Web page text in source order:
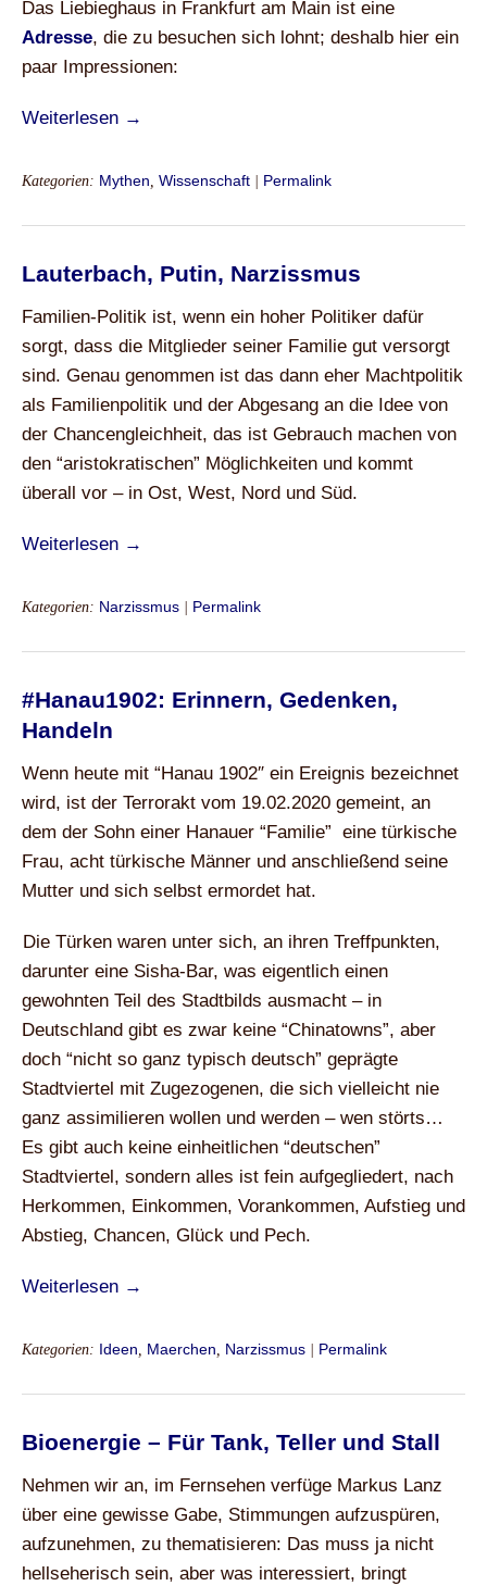
Das Liebieghaus in Frankfurt am Main ist eine
Adresse, die zu besuchen sich lohnt; deshalb hier ein
paar Impressionen:
Weiterlesen →
Kategorien: Mythen, Wissenschaft Permalink
Lauterbach, Putin, Narzissmus
Familien-Politik ist, wenn ein hoher Politiker dafür
sorgt, dass die Mitglieder seiner Familie gut versorgt
sind. Genau genommen ist das dann eher Machtpolitik
als Familienpolitik und der Abgesang an die Idee von
der Chancengleichheit, das ist Gebrauch machen von
den “aristokratischen” Möglichkeiten und kommt
überall vor – in Ost, West, Nord und Süd.
Weiterlesen →
Kategorien: Narzissmus Permalink
#Hanau1902: Erinnern, Gedenken,
Handeln
Wenn heute mit “Hanau 1902″ ein Ereignis bezeichnet
wird, ist der Terrorakt vom 19.02.2020 gemeint, an
dem der Sohn einer Hanauer “Familie” eine türkische
Frau, acht türkische Männer und anschließend seine
Mutter und sich selbst ermordet hat.
Die Türken waren unter sich, an ihren Treffpunkten,
darunter eine Sisha-Bar, was eigentlich einen
gewohnten Teil des Stadtbilds ausmacht – in
Deutschland gibt es zwar keine “Chinatowns”, aber
doch “nicht so ganz typisch deutsch” geprägte
Stadtviertel mit Zugezogenen, die sich vielleicht nie
ganz assimilieren wollen und werden – wen störts…
Es gibt auch keine einheitlichen “deutschen”
Stadtviertel, sondern alles ist fein aufgegliedert, nach
Herkommen, Einkommen, Vorankommen, Aufstieg und
Abstieg, Chancen, Glück und Pech.
Weiterlesen →
Kategorien: Ideen, Maerchen, Narzissmus Permalink
Bioenergie – Für Tank, Teller und Stall
Nehmen wir an, im Fernsehen verfüge Markus Lanz
über eine gewisse Gabe, Stimmungen aufzuspüren,
aufzunehmen, zu thematisieren: Das muss ja nicht
hellseherisch sein, aber was interessiert, bringt